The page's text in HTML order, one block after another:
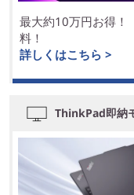
最大約10万円お得
料！
詳しくはこちら >
ThinkPad即納